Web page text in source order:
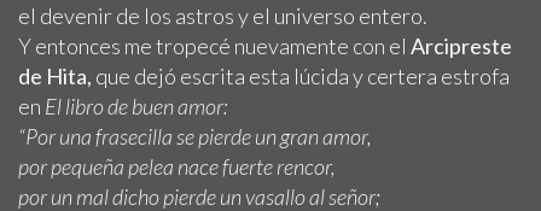
el devenir de los astros y el universo entero.
Y entonces me tropecé nuevamente con el Arcipreste
de Hita, que dejó escrita esta lúcida y certera estrofa
en El libro de buen amor:
“Por una frasecilla se pierde un gran amor,
por pequeña pelea nace fuerte rencor,
por un mal dicho pierde un vasallo al señor;